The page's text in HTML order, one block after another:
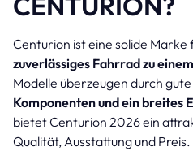
Centurion ist eine solide Marke
zuverlässiges Fahrrad zu
Modelle überzeugen durch
Komponenten und ein breites
bietet Centurion 2026 ein
Qualität, Ausstattung und